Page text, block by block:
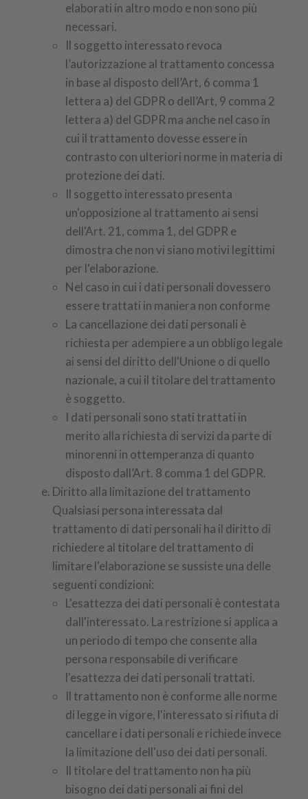
elaborati in altro modo e non sono più
necessari.
Il soggetto interessato revoca
l’autorizzazione al trattamento concessa
in base al disposto dell’Art, 6 comma 1
lettera a) del GDPR o dell’Art, 9 comma 2
lettera a) del GDPR ma anche nel caso in
cui il trattamento dovesse essere in
contrasto con ulteriori norme in materia di
protezione dei dati.
Il soggetto interessato presenta
un'opposizione al trattamento ai sensi
dell'Art. 21, comma 1, del GDPR e
dimostra che non vi siano motivi legittimi
per l'elaborazione.
Nel caso in cui i dati personali dovessero
essere trattati in maniera non conforme
La cancellazione dei dati personali è
richiesta per adempiere a un obbligo legale
ai sensi del diritto dell'Unione o di quello
nazionale, a cui il titolare del trattamento
è soggetto.
I dati personali sono stati trattati in
merito alla richiesta di servizi da parte di
minorenni in ottemperanza di quanto
disposto dall’Art. 8 comma 1 del GDPR.
Diritto alla limitazione del trattamento
Qualsiasi persona interessata dal
trattamento di dati personali ha il diritto di
richiedere al titolare del trattamento di
limitare l'elaborazione se sussiste una delle
seguenti condizioni:
L'esattezza dei dati personali è contestata
dall'interessato. La restrizione si applica a
un periodo di tempo che consente alla
persona responsabile di verificare
l'esattezza dei dati personali trattati.
Il trattamento non è conforme alle norme
di legge in vigore, l'interessato si rifiuta di
cancellare i dati personali e richiede invece
la limitazione dell'uso dei dati personali.
Il titolare del trattamento non ha più
bisogno dei dati personali ai fini del